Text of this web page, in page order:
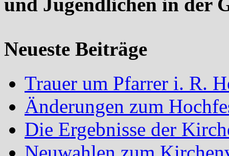
Neueste Beiträge
Trauer um Pfarrer i. R.
Änderungen zum
Die Ergebnisse der